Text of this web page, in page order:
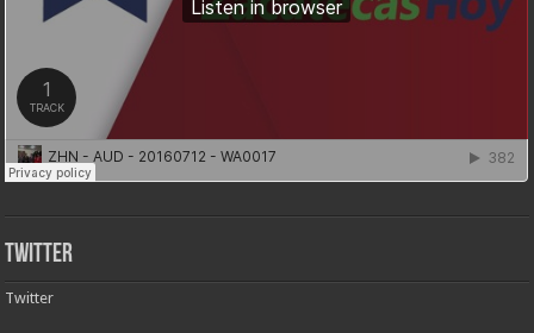
Twitter
Twitter